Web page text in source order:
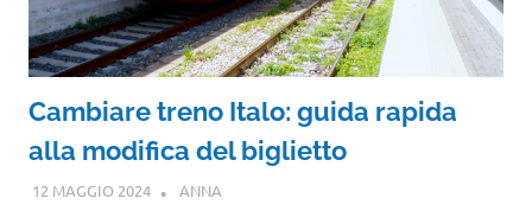
Cambiare treno Italo: guida rapida
alla modifica del biglietto
12 MAGGIO 2024 ANNA